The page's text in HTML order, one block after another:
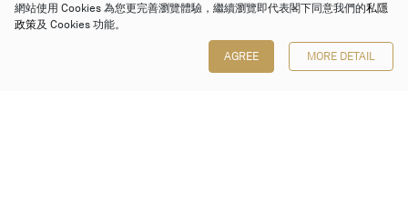
網站使用 Cookies 為您更完善瀏覽體驗，繼續瀏覽即代表閣下同意我們的私隱
政策及 Cookies 功能。
AGREE MORE DETAIL